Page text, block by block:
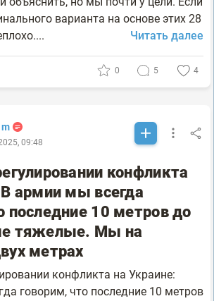
варианта на основе этих 28
Читать далее
0 5 4
09:48
конфликта
армии мы всегда
последние 10 метров до
тяжелые. Мы на
метрах
конфликта на Украине:
говорим, что последние 10 метров